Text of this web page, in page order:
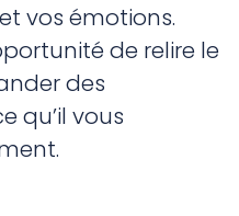
vos émotions.
de relire le
des
qu’il vous